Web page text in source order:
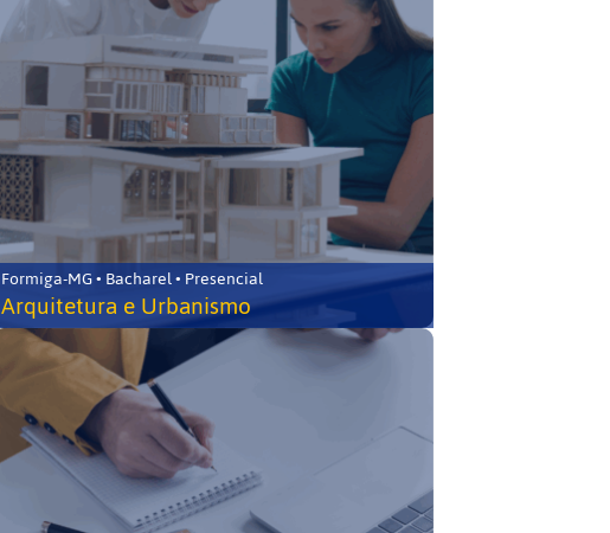
Formiga-MG • Bacharel • Presencial
Arquitetura e Urbanismo